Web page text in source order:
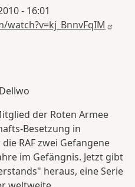
- 16:01
der Roten Armee
Besetzung in
RAF zwei Gefangene
im Gefängnis. Jetzt gibt
heraus, eine Serie